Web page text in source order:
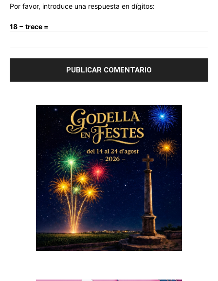
Por favor, introduce una respuesta en dígitos:
18 − trece =